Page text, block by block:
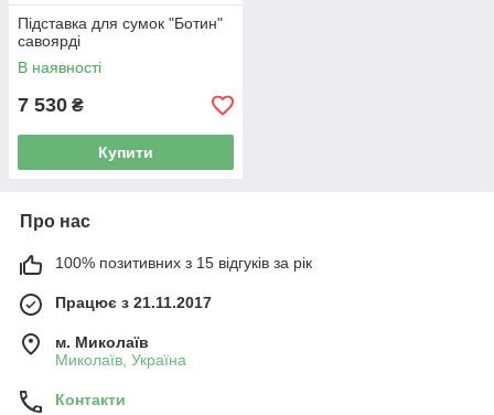
Підставка для сумок "Ботин"
савоярді
В наявності
7 530 ₴
Купити
Про нас
100% позитивних з 15 відгуків за рік
Працює з 21.11.2017
м. Миколаїв
Миколаїв, Україна
Контакти